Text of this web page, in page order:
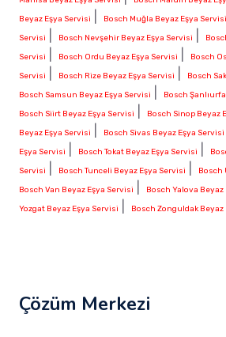
Beyaz Eşya Servisi
Bosch Muğla Beyaz Eşya Servisi
Servisi
Bosch Nevşehir Beyaz Eşya Servisi
Servisi
Bosch Ordu Beyaz Eşya Servisi
Bosch
Servisi
Bosch Rize Beyaz Eşya Servisi Bosch
Bosch Samsun Beyaz Eşya Servisi Bosch
Bosch Siirt Beyaz Eşya Servisi Bosch Sinop Beyaz
Beyaz Eşya Servisi
Bosch Sivas Beyaz Eşya Servisi
Eşya Servisi
Bosch Tokat Beyaz Eşya Servisi
Servisi
Bosch Tunceli Beyaz Eşya Servisi Bosch
Bosch Van Beyaz Eşya Servisi Bosch Yalova Beyaz
Yozgat Beyaz Eşya Servisi
Bosch Zonguldak Beyaz
Çözüm Merkezi